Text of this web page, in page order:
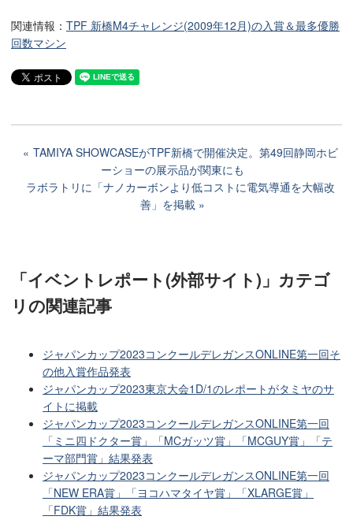
関連情報： TPF 新橋M4チャレンジ(2009年12月)の入賞＆最多優勝
回数マシン
TAMIYA SHOWCASEがTPF新橋で開催決定。第49回静岡ホビ
ーショーの展示品が関東にも
ラボラトリに「ナノカーボンより低コストに電気導通を大幅改
善」を掲載
「イベントレポート(外部サイト)」カテゴ
リの関連記事
ジャパンカップ2023コンクールデレガンスONLINE第一回そ
の他入賞作品発表
ジャパンカップ2023東京大会1D/1のレポートがタミヤのサ
イトに掲載
ジャパンカップ2023コンクールデレガンスONLINE第一回
「ミニ四ドクター賞」「MCガッツ賞」「MCGUY賞」「テ
ーマ部門賞」結果発表
ジャパンカップ2023コンクールデレガンスONLINE第一回
「NEW ERA賞」「ヨコハマタイヤ賞」「XLARGE賞」
「FDK賞」結果発表